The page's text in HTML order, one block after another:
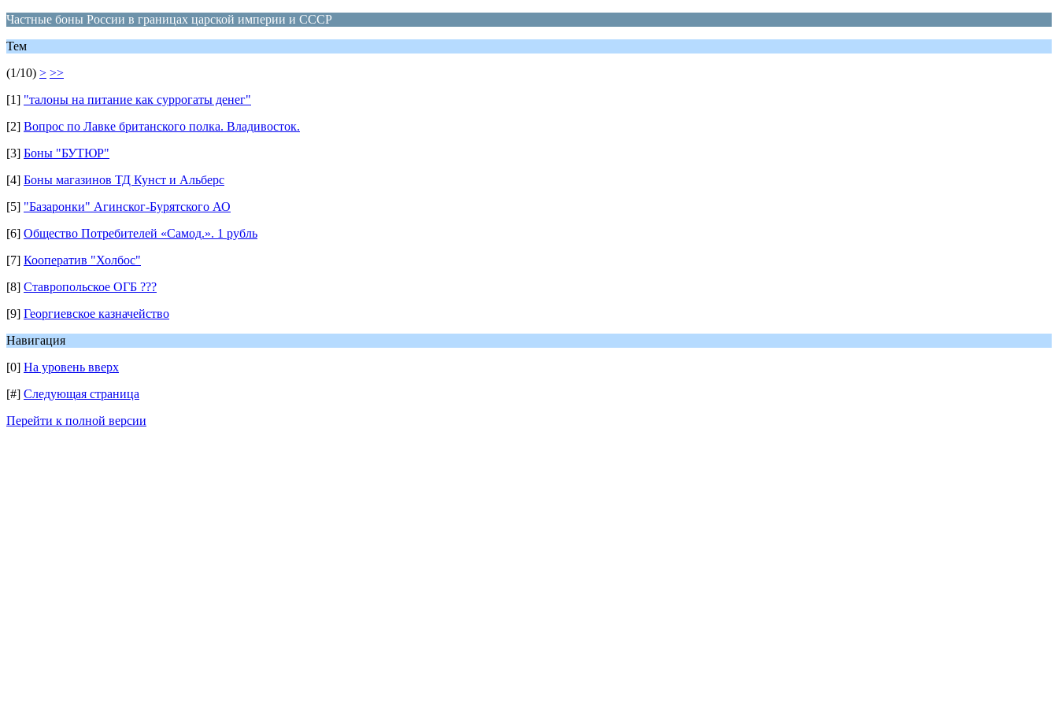
Частные боны России в границах царской империи и СССР
Тем
(1/10) > >>
[1] "талоны на питание как суррогаты денег"
[2] Вопрос по Лавке британского полка. Владивосток.
[3] Боны "БУТЮР"
[4] Боны магазинов ТД Кунст и Альберс
[5] "Базаронки" Агинског-Бурятского АО
[6] Общество Потребителей «Самод.». 1 рубль
[7] Кооператив "Холбос"
[8] Ставропольское ОГБ ???
[9] Георгиевское казначейство
Навигация
[0] На уровень вверх
[#] Следующая страница
Перейти к полной версии